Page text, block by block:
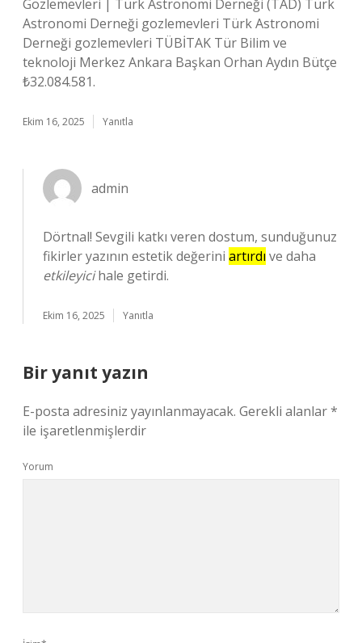
Gözlemevleri | Türk Astronomi Derneği (TAD) Türk
Astronomi Derneği gozlemevleri Türk Astronomi
Derneği gozlemevleri TÜBİTAK Tür Bilim ve
teknoloji Merkez Ankara Başkan Orhan Aydın Bütçe
₺32.084.581.
Ekim 16, 2025 Yanıtla
admin
Dörtnal! Sevgili katkı veren dostum, sunduğunuz
fikirler yazının estetik değerini artırdı ve daha
etkileyicihale getirdi.
Ekim 16, 2025 Yanıtla
Bir yanıt yazın
E-posta adresiniz yayınlanmayacak. Gerekli alanlar*
ile işaretlenmişlerdir
Yorum